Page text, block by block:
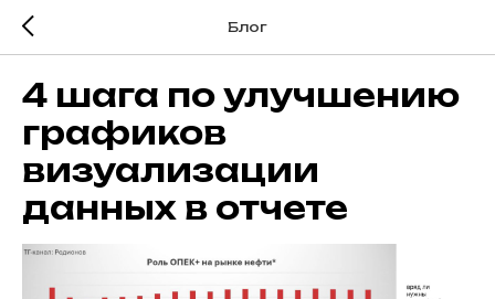
Блог
4 шага по улучшению
графиков
визуализации
данных в отчете